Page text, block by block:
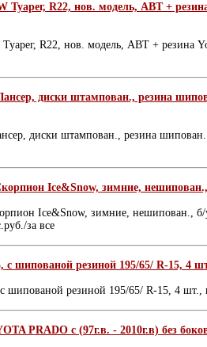
Туарег, R22, нов. модель, АВТ +
R22, нов. модель, АВТ + резина
диски штампован., резина
диски штампован., резина шипован.
Ice&Snow, зимние, нешипован.,
Ice&Snow, зимние, нешипован., б/
за все
с шипованой резиной 195/65/ R-15, 4
с шипованой резиной 195/65/ R-15, 4 шт.,
PRADO с (97г.в. - 2010г.в) без